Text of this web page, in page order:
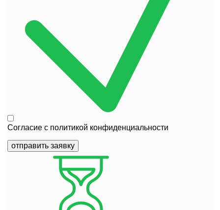
Согласие с политикой конфиденциальности
отправить заявку